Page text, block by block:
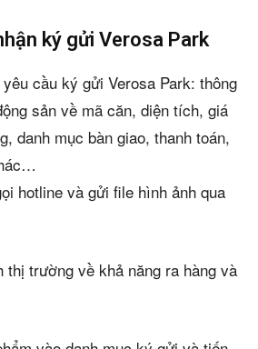
ký gửi Verosa Park
cầu ký gửi Verosa Park: thông
sản về mã căn, diện tích, giá
danh mục bàn giao, thanh toán,
hotline và gửi file hình ảnh qua
thị trường về khả năng ra hàng và